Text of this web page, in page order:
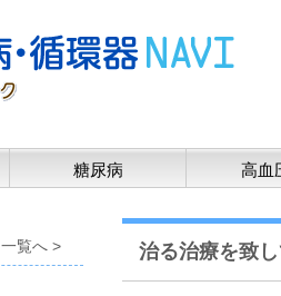
糖尿病 高血
治る治療を致
一覧へ >